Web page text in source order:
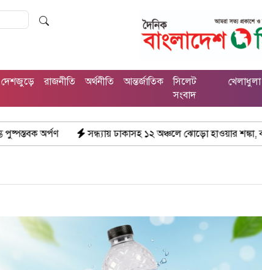
দেশজুড়ে রাজনীতি অর্থনীতি আন্তর্জাতিক
সিলেট
সংবাদ
খেলাধুলা
সন্ধ্যায় ঢাকাসহ ১২ অঞ্চলে ঝোড়ো হাওয়ার শঙ্কা, বজ্রবৃষ্টির পূর্বাভাস